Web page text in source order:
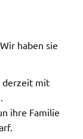
haben sie
derzeit mit
ihre Familie